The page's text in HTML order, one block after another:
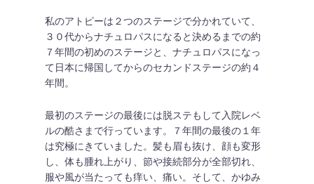
私のアトピーは２つのステージで分かれていて、
３０代からナチュロパスになると決めるまでの約
７年間の初めのステージと、ナチュロパスになっ
て日本に帰国してからのセカンドステージの約４
年間。
最初のステージの最後には脱ステもして入院レベ
ルの酷さまで行っています。７年間の最後の１年
は究極にきていました。髪も眉も抜け、顔も変形
し、体も腫れ上がり、節や接続部分が全部切れ、
服や風が当たっても痒い、痛い。そして、かゆみ